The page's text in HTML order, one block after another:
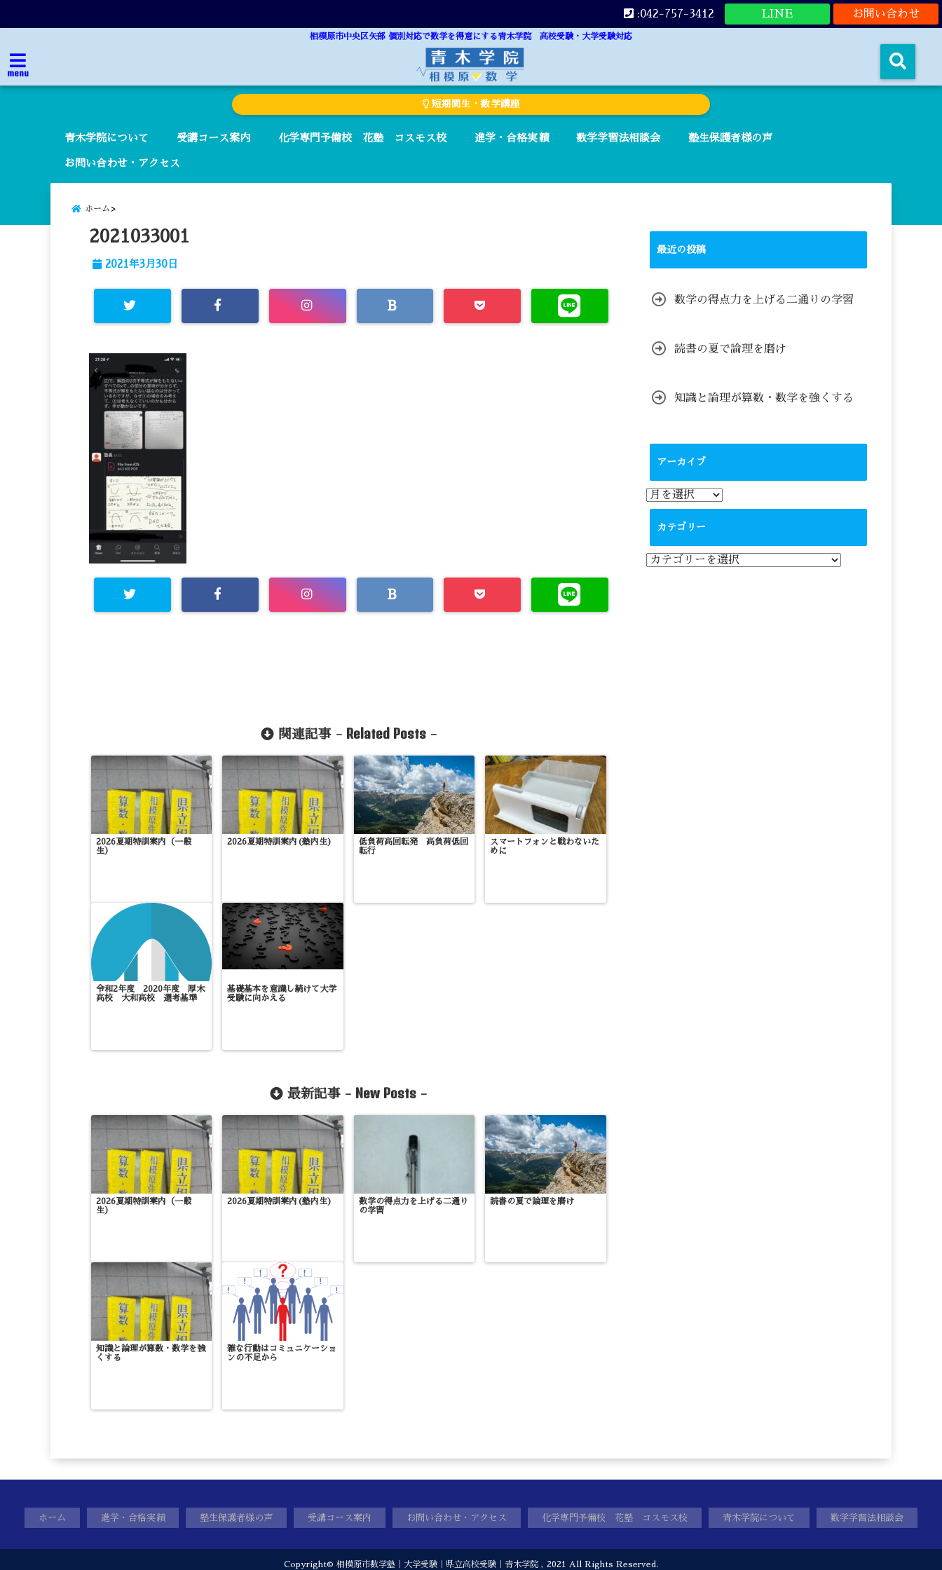
お問い合わせ
LINE
:042-757-3412
相模原市中央区矢部 個別対応で数学を得意にする青木学院 高校受験・大学受験対応
menu
短期間生・数学講座
青木学院について 受講コース案内 化学専門予備校 花塾 コスモス校 進学・合格実績 数学学習法相談会 塾生保護者様の声
お問い合わせ・アクセス
ホーム
2021033001
2021年3月30日
関連記事 - Related Posts-
2026夏期特訓案内（一般
生）
2026夏期特訓案内(塾内生)
低負荷高回転発 高負荷低回
転行
スマートフォンと戦わないた
めに
令和2年度 2020年度 厚木
高校 大和高校 選考基準
基礎基本を意識し続けて大学
受験に向かえる
最新記事 - New Posts -
2026夏期特訓案内（一般
生）
2026夏期特訓案内(塾内生)
数学の得点力を上げる二通り
の学習
読書の夏で論理を磨け
知識と論理が算数・数学を強
くする
雑な行動はコミュニケーショ
ンの不足から
最近の投稿
数学の得点力を上げる二通りの学習
読書の夏で論理を磨け
知識と論理が算数・数学を強くする
アーカイブ
ア
ー
カテゴリー
カ
テ
ホーム 進学・合格実績 塾生保護者様の声 受講コース案内 お問い合わせ・アクセス 化学専門予備校 花塾 コスモス校 青木学院について 数学学習法相談会
Copyright© 相模原市数学塾｜大学受験｜県立高校受験｜青木学院, 2021 All Rights Reserved.